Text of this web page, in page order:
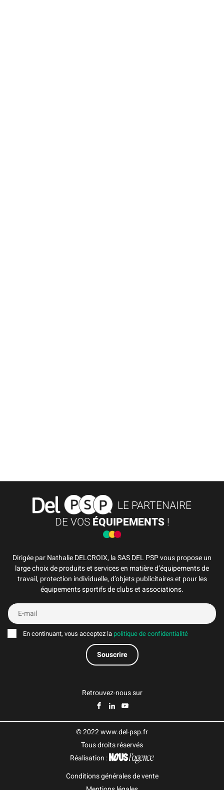
LE PARTENAIRE
DE VOSÉQUIPEMENTS!
Dirigée par Nathalie DELCROIX, la SAS DEL PSP vous propose un
large choix de produits et services en matière d’équipements de
travail, protection individuelle, d’objets publicitaires et pour les
équipements sportifs de clubs et associations.
En continuant, vous acceptez la politique de confidentialité
Retrouvez-nous sur
© 2022 www.del-psp.fr
Tous droits réservés
Réalisation :
Conditions générales de vente